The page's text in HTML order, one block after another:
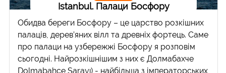
Istanbul. Палаци Босфору
Обидва береги Босфору – це царство розкішних
палаців, дерев’яних вілл та древніх фортець. Саме
про палаци на узбережжі Босфору я розповім
сьогодні. Найрозкішнішим з них є Долмабахче
Dolmabahçe Sarayı) - найбільша з імператорських